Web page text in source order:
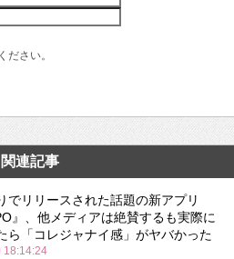
ださい。
関連記事
でリリースされた話題の新アプリ
』、他メディアは絶賛するも実際に
ら「コレジャナイ感」がヤバかった
18:14:24